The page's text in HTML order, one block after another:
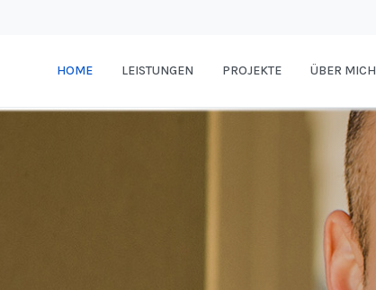
HOME LEISTUNGEN PROJEKTE ÜBER MICH